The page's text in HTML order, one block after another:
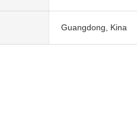
Guangdong, Kina